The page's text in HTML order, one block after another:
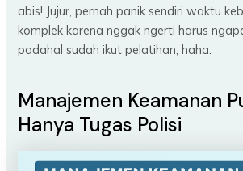
abis! Jujur, pernah panik sendiri waktu
komplek karena nggak ngerti harus
padahal sudah ikut pelatihan, haha.
Manajemen Keamanan
Hanya Tugas Polisi